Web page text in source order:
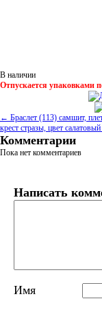
В наличии
Отпускается упаковками
← Браслет (113) самшит,
крест стразы, цвет
Комментарии
Пока нет комментариев
Написать
Имя